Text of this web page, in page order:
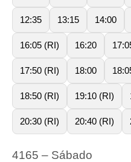
12:35 13:15 14:00
16:05 (RI) 16:20
17:50 (RI) 18:00
18:50 (RI) 19:10 (RI)
20:30 (RI) 20:40 (RI)
4165 – Sábado